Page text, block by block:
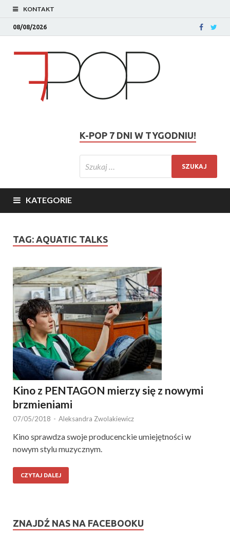
KONTAKT
08/08/2026
K-POP 7 DNI W TYGODNIU!
KATEGORIE
TAG: AQUATIC TALKS
Kino z PENTAGON mierzy się z nowymi
brzmieniami
07/05/2018 - Aleksandra Zwolakiewicz
Kino sprawdza swoje producenckie umiejętności w
nowym stylu muzycznym.
CZYTAJ DALEJ
ZNAJDŹ NAS NA FACEBOOKU